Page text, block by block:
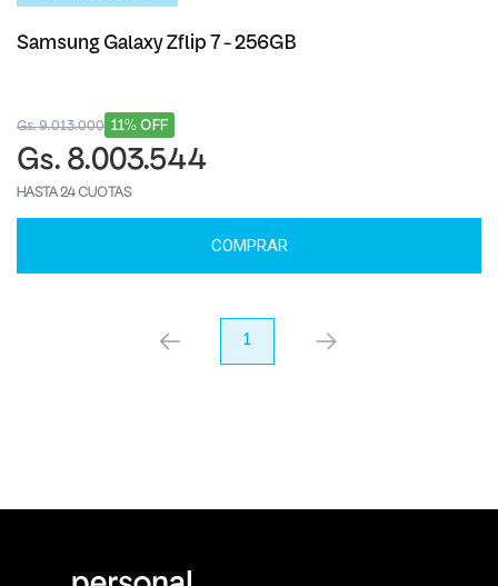
Samsung Galaxy Zflip 7 - 256GB
11% OFF
Gs. 9.013.000
Gs. 8.003.544
HASTA 24 CUOTAS
COMPRAR
anterior 1 próximo